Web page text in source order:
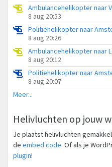
8 aug 20:53
8 aug 20:26
8 aug 20:12
8 aug 20:07
Meer...
Helivluchten op jouw
Je plaatst helivluchten
de embed code. Of als je
plugin!